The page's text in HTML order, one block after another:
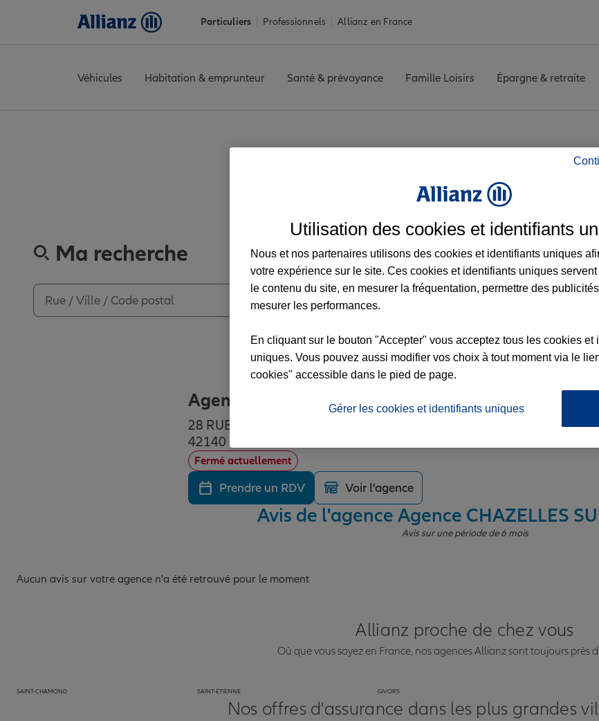
Particuliers Professionnels Allianz en France
Véhicules Habitation & emprunteur Santé & prévoyance Famille Loisirs Épargne & retraite
Découvrez les avis de l'agence
Ma recherche
Agence CHAZELLES SUR LYON
28 RUE ALEXANDRE SEON
42140 CHAZELLES SUR LYON
Fermé actuellement
Prendre un RDV Voir l'agence
Avis de l'agence Agence CHAZELLES
Avis sur une période de 6 mois
Aucun avis sur votre agence n'a été retrouvé pour le moment
Allianz proche de chez vous
Où que vous soyez en France, nos agences Allianz sont toujours près
SAINT-CHAMOND SAINT-ÉTIENNE GIVORS
Nos offres d'assurance dans les plus grandes
Utilisation des cookies et identifiants
Nous et nos partenaires utilisons des cookies et identifiants uniques
votre expérience sur le site. Ces cookies et identifiants uniques
le contenu du site, en mesurer la fréquentation, permettre des
mesurer les performances.
En cliquant sur le bouton "Accepter" vous acceptez tous les cookies et
uniques. Vous pouvez aussi modifier vos choix à tout moment via le
cookies" accessible dans le pied de page.
Gérer les cookies et identifiants uniques